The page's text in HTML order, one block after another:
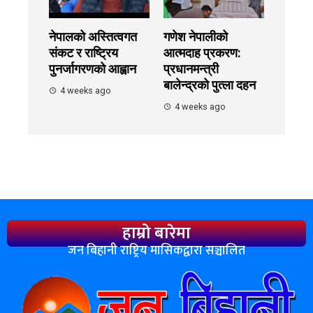
नेपालको अस्तित्वगत
संकट र राष्ट्रिय
पुनर्जागरणको आह्वान
4 weeks ago
गणेश नेपालीको
आत्मदाह प्रकरण:
प्रधानमन्त्री
बालेन्द्रको पुत्ला दहन
4 weeks ago
हाम्रो बारेमा
जन बिहानी राष्ट्रिय मासिकद्वारा सञ्चालित